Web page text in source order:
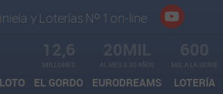
y Loterías Nº 1 on-line
EL GORDO EURODREAMS LOTERÍA